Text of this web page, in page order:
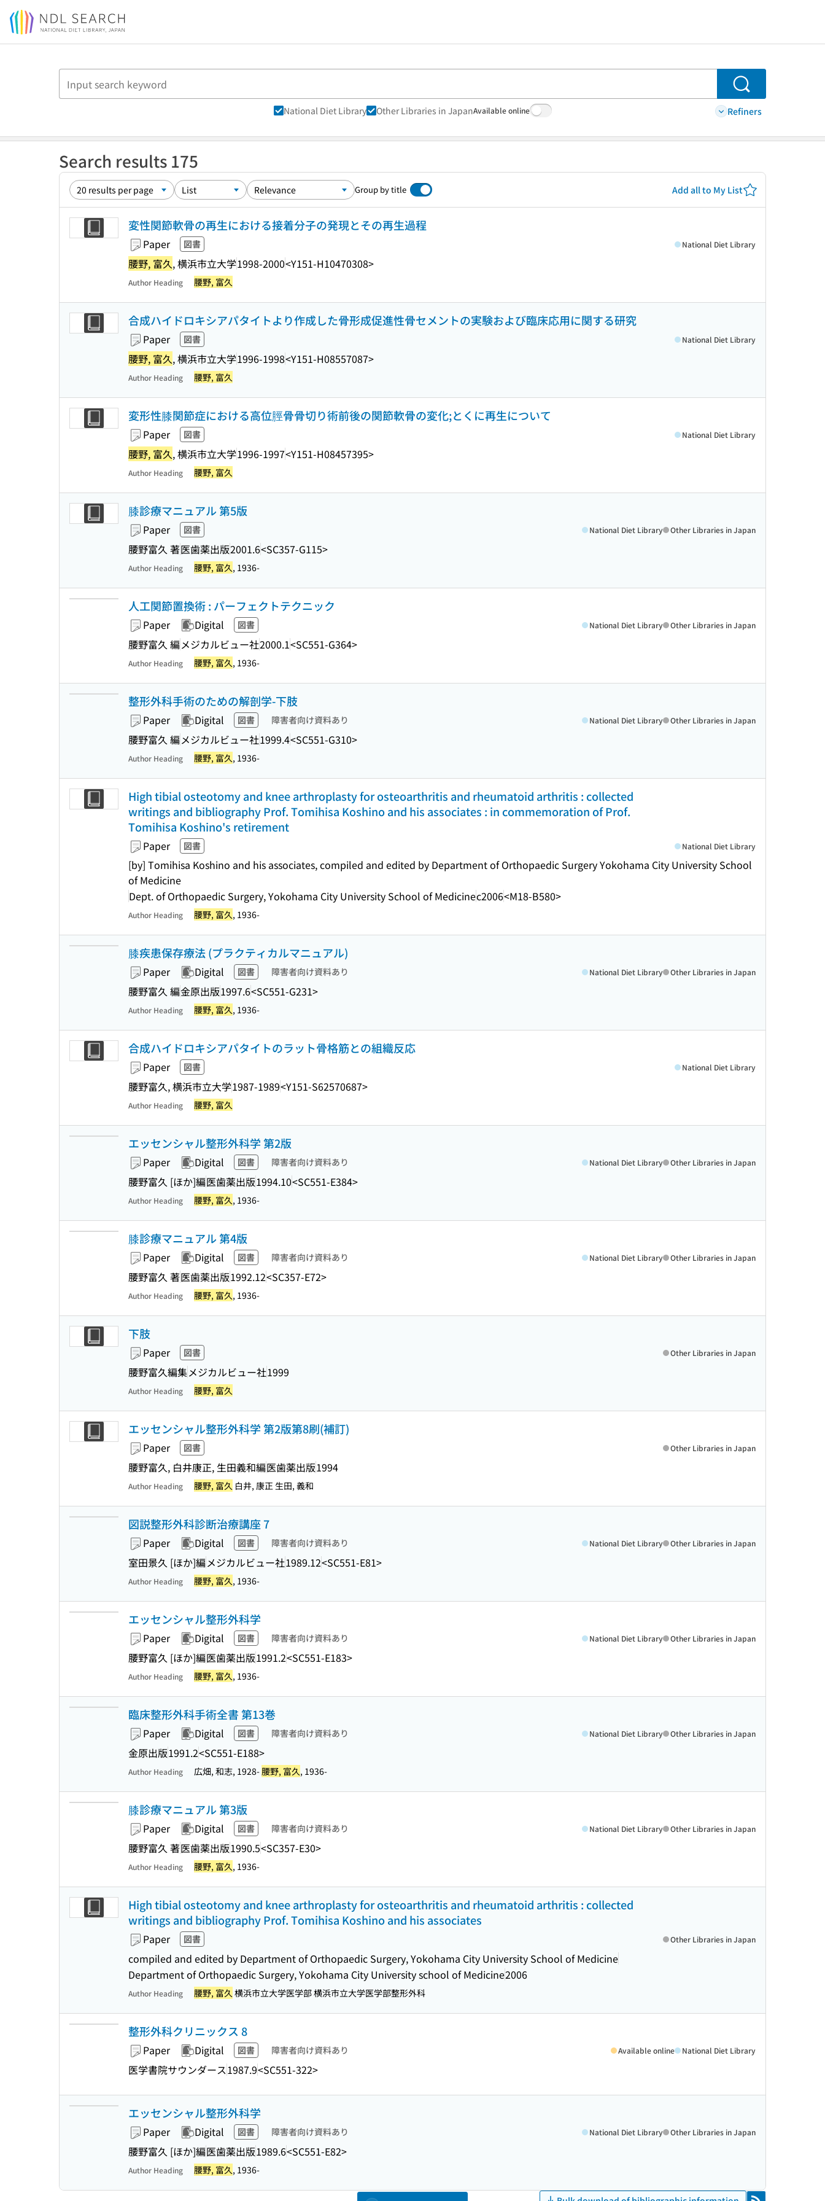
Jump to main content
Search
National Diet Library Other Libraries in JapanAvailable online Refiners
Search results 175
Group by title Add all to My List
変性関節軟骨の再生における接着分子の発現とその再生過程
Paper 図書
腰野, 富久, 横浜市立大学1998-2000<Y151-H10470308>
National Diet Library
Author Heading 腰野, 富久
合成ハイドロキシアパタイトより作成した骨形成促進性骨セメントの実験および臨床応用に関する研究
Paper 図書
腰野, 富久, 横浜市立大学1996-1998<Y151-H08557087>
National Diet Library
Author Heading 腰野, 富久
変形性膝関節症における高位脛骨骨切り術前後の関節軟骨の変化;とくに再生について
Paper 図書
腰野, 富久, 横浜市立大学1996-1997<Y151-H08457395>
National Diet Library
Author Heading 腰野, 富久
膝診療マニュアル 第5版
Paper 図書
腰野富久 著医歯薬出版2001.6<SC357-G115>
National Diet Library Other Libraries in Japan
Author Heading 腰野, 富久, 1936-
人工関節置換術 : パーフェクトテクニック
Paper Digital 図書
腰野富久 編 メジカルビュー社2000.1<SC551-G364>
National Diet Library Other Libraries in Japan
Author Heading 腰野, 富久, 1936-
整形外科手術のための解剖学-下肢
Paper Digital 図書 障害者向け資料あり
腰野富久 編 メジカルビュー社1999.4<SC551-G310>
National Diet Library Other Libraries in Japan
Author Heading 腰野, 富久, 1936-
High tibial osteotomy and knee arthroplasty for osteoarthritis and rheumatoid arthritis : collected
writings and bibliography Prof. Tomihisa Koshino and his associates : in commemoration of Prof.
Tomihisa Koshino's retirement
Paper 図書
[by] Tomihisa Koshino and his associates, compiled and edited by Department of Orthopaedic Surgery Yokohama City University School
of Medicine
Dept. of Orthopaedic Surgery, Yokohama City University School of Medicinec2006<M18-B580>
National Diet Library
Author Heading 腰野, 富久, 1936-
膝疾患保存療法 (プラクティカルマニュアル)
Paper Digital 図書 障害者向け資料あり
腰野富久 編金原出版1997.6<SC551-G231>
National Diet Library Other Libraries in Japan
Author Heading 腰野, 富久, 1936-
合成ハイドロキシアパタイトのラット骨格筋との組織反応
Paper 図書
腰野富久, 横浜市立大学1987-1989<Y151-S62570687>
National Diet Library
Author Heading 腰野, 富久
エッセンシャル整形外科学 第2版
Paper Digital 図書 障害者向け資料あり
腰野富久 [ほか]編医歯薬出版1994.10<SC551-E384>
National Diet Library Other Libraries in Japan
Author Heading 腰野, 富久, 1936-
膝診療マニュアル 第4版
Paper Digital 図書 障害者向け資料あり
腰野富久 著医歯薬出版1992.12<SC357-E72>
National Diet Library Other Libraries in Japan
Author Heading 腰野, 富久, 1936-
下肢
Paper 図書
腰野富久編集メジカルビュー社1999
Other Libraries in Japan
Author Heading 腰野, 富久
エッセンシャル整形外科学 第2版第8刷(補訂)
Paper 図書
腰野富久, 白井康正, 生田義和編医歯薬出版1994
Other Libraries in Japan
Author Heading 腰野, 富久 白井, 康正 生田, 義和
図説整形外科診断治療講座 7
Paper Digital 図書 障害者向け資料あり
室田景久 [ほか]編 メジカルビュー社1989.12<SC551-E81>
National Diet Library Other Libraries in Japan
Author Heading 腰野, 富久, 1936-
エッセンシャル整形外科学
Paper Digital 図書 障害者向け資料あり
腰野富久 [ほか]編医歯薬出版1991.2<SC551-E183>
National Diet Library Other Libraries in Japan
Author Heading 腰野, 富久, 1936-
臨床整形外科手術全書 第13巻
Paper Digital 図書 障害者向け資料あり
金原出版1991.2<SC551-E188>
National Diet Library Other Libraries in Japan
Author Heading 広畑, 和志, 1928-腰野, 富久, 1936-
膝診療マニュアル 第3版
Paper Digital 図書 障害者向け資料あり
腰野富久 著医歯薬出版1990.5<SC357-E30>
National Diet Library Other Libraries in Japan
Author Heading 腰野, 富久, 1936-
High tibial osteotomy and knee arthroplasty for osteoarthritis and rheumatoid arthritis : collected
writings and bibliography Prof. Tomihisa Koshino and his associates
Paper 図書
compiled and edited by Department of Orthopaedic Surgery, Yokohama City University School of Medicine
Department of Orthopaedic Surgery, Yokohama City University school of Medicine2006
Other Libraries in Japan
Author Heading 腰野, 富久 横浜市立大学医学部 横浜市立大学医学部整形外科
整形外科クリニックス 8
Paper Digital 図書 障害者向け資料あり
医学書院サウンダース1987.9<SC551-322>
Available online National Diet Library
エッセンシャル整形外科学
Paper Digital 図書 障害者向け資料あり
腰野富久 [ほか]編医歯薬出版1989.6<SC551-E82>
National Diet Library Other Libraries in Japan
Author Heading 腰野, 富久, 1936-